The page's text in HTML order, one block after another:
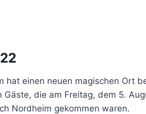
hat einen neuen magischen Ort
Gäste, die am Freitag, dem 5.
Nordheim gekommen waren.